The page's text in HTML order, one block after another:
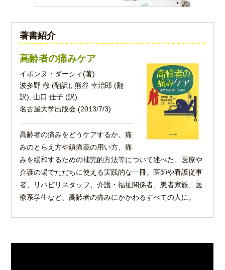
著書紹介
高齢者の痛みケア
イボンヌ・ダーシィ(著)
波多野 敬 (翻訳), 熊谷 幸治郎 (翻
訳), 山口 佳子 (訳)
名古屋大学出版会 (2013/7/3)
高齢者の痛みをどうケアするか。痛
みのとらえ方や鎮痛薬の用い方、痛
みを緩和するための補完的方法等について述べた、医療や
介護の場でただちに使える実践的な一冊。医師や看護従事
者、リハビリスタッフ、介護・福祉関係者、患者家族、医
療系学生など、高齢者の痛みにかかわるすべての人に。